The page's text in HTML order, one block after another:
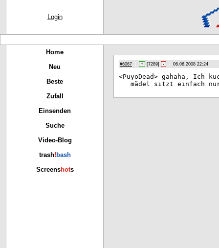
Login
Home
Neu
Beste
Zufall
Einsenden
Suche
Video-Blog
trash! bash
Screenshots
#6067 + [7289] - 06.06.2008 22:24
<PuyoDead> gahaha, Ich
mädel sitzt einfach